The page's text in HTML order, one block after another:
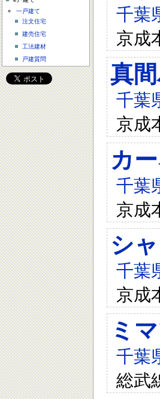
千葉
京成
真
千葉
京成
カ
千葉
京成
シ
千葉
京成
ミ
千葉
総武
一戸建て
注文住宅
建売住宅
工法建材
戸建質問